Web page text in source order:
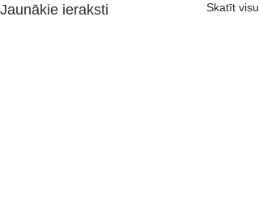
Jaunākie ieraksti Skatīt visu